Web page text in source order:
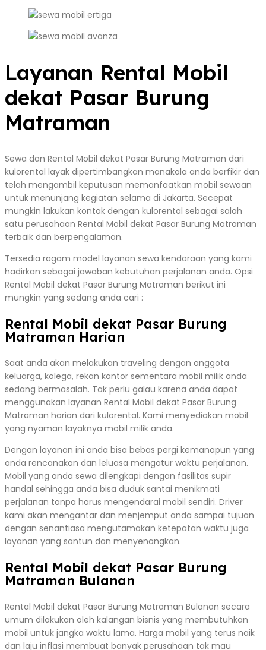
Layanan Rental Mobil
dekat Pasar Burung
Matraman
Sewa dan Rental Mobil dekat Pasar Burung Matraman dari
kulorental layak dipertimbangkan manakala anda berfikir dan
telah mengambil keputusan memanfaatkan mobil sewaan
untuk menunjang kegiatan selama di Jakarta. Secepat
mungkin lakukan kontak dengan kulorental sebagai salah
satu perusahaan Rental Mobil dekat Pasar Burung Matraman
terbaik dan berpengalaman.
Tersedia ragam model layanan sewa kendaraan yang kami
hadirkan sebagai jawaban kebutuhan perjalanan anda. Opsi
Rental Mobil dekat Pasar Burung Matraman berikut ini
mungkin yang sedang anda cari :
Rental Mobil dekat Pasar Burung
Matraman Harian
Saat anda akan melakukan traveling dengan anggota
keluarga, kolega, rekan kantor sementara mobil milik anda
sedang bermasalah. Tak perlu galau karena anda dapat
menggunakan layanan Rental Mobil dekat Pasar Burung
Matraman harian dari kulorental. Kami menyediakan mobil
yang nyaman layaknya mobil milik anda.
Dengan layanan ini anda bisa bebas pergi kemanapun yang
anda rencanakan dan leluasa mengatur waktu perjalanan.
Mobil yang anda sewa dilengkapi dengan fasilitas supir
handal sehingga anda bisa duduk santai menikmati
perjalanan tanpa harus mengendarai mobil sendiri. Driver
kami akan mengantar dan menjemput anda sampai tujuan
dengan senantiasa mengutamakan ketepatan waktu juga
layanan yang santun dan menyenangkan.
Rental Mobil dekat Pasar Burung
Matraman Bulanan
Rental Mobil dekat Pasar Burung Matraman Bulanan secara
umum dilakukan oleh kalangan bisnis yang membutuhkan
mobil untuk jangka waktu lama. Harga mobil yang terus naik
dan laju inflasi membuat banyak perusahaan tak mau